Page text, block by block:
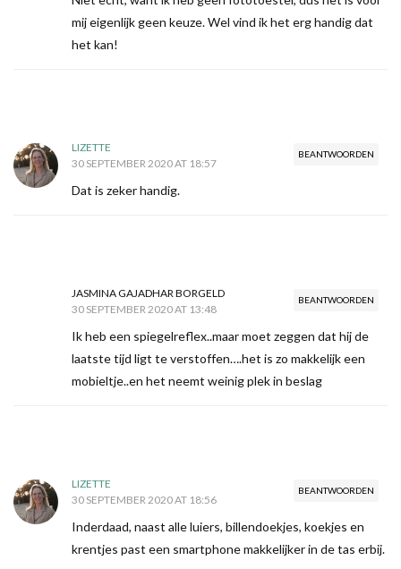
mij eigenlijk geen keuze. Wel vind ik het erg handig dat
het kan!
BEANTWOORDEN
LIZETTE
30 SEPTEMBER 2020 AT 18:57
Dat is zeker handig.
BEANTWOORDEN
JASMINA GAJADHAR BORGELD
30 SEPTEMBER 2020 AT 13:48
Ik heb een spiegelreflex..maar moet zeggen dat hij de
laatste tijd ligt te verstoffen….het is zo makkelijk een
mobieltje..en het neemt weinig plek in beslag
BEANTWOORDEN
LIZETTE
30 SEPTEMBER 2020 AT 18:56
Inderdaad, naast alle luiers, billendoekjes, koekjes en
krentjes past een smartphone makkelijker in de tas erbij.